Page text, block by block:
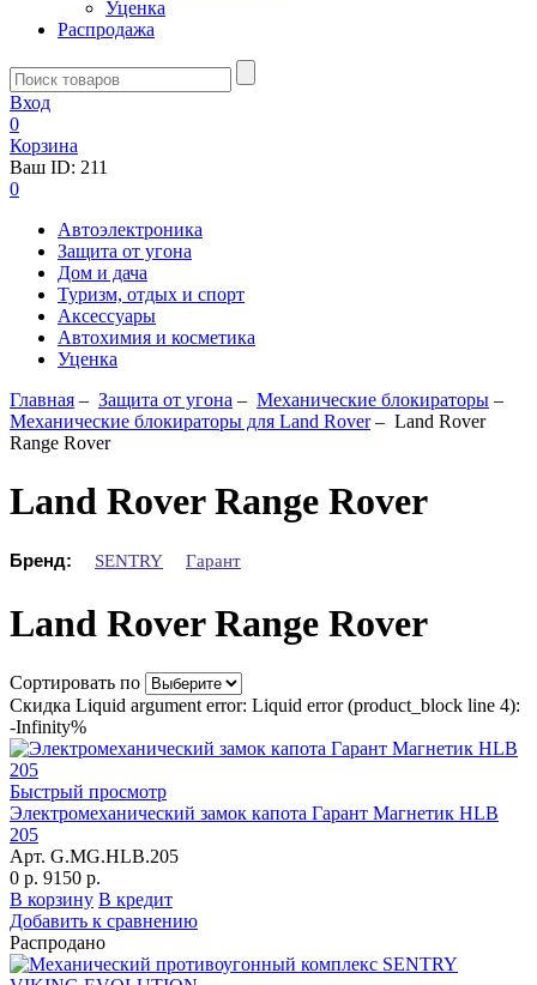
Уценка
Распродажа
Вход
0
Корзина
Ваш ID: 211
0
Автоэлектроника
Защита от угона
Дом и дача
Туризм, отдых и спорт
Аксессуары
Автохимия и косметика
Уценка
Главная – Защита от угона – Механические блoкираторы –
Механические блокираторы для Land Rover– Land Rover
Range Rover
Land Rover Range Rover
Бренд: SENTRY Гарант
Land Rover Range Rover
Сортировать по
Скидка Liquid argument error: Liquid error (product_block line 4):
-Infinity%
Быстрый просмотр
Электромеханический замок капота Гарант Магнетик HLB
205
Арт. G.MG.HLB.205
0 р. 9150 р.
В корзину В кредит
Добавить к сравнению
Распродано